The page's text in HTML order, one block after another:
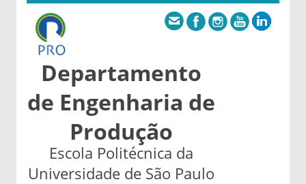
Departamento
de Engenharia de
Produção
Escola Politécnica da
Universidade de São Paulo